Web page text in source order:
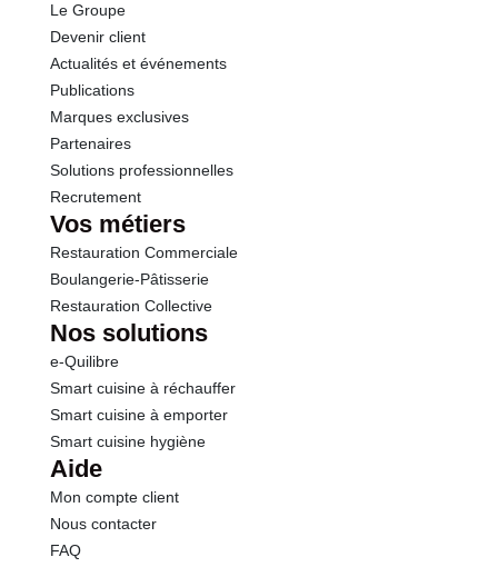
Le Groupe
Devenir client
Actualités et événements
Publications
Marques exclusives
Partenaires
Solutions professionnelles
Recrutement
Vos métiers
Restauration Commerciale
Boulangerie-Pâtisserie
Restauration Collective
Nos solutions
e-Quilibre
Smart cuisine à réchauffer
Smart cuisine à emporter
Smart cuisine hygiène
Aide
Mon compte client
Nous contacter
FAQ